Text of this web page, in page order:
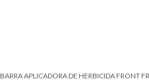
BARRA APLICADORA DE HERBICIDA FRONT